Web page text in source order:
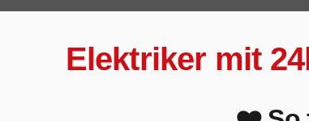
Elektriker mit